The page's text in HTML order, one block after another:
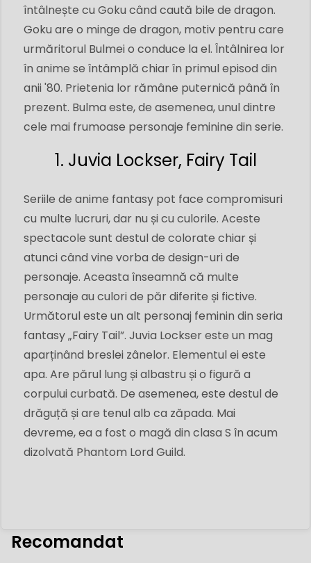
întâlnește cu Goku când caută bile de dragon.
Goku are o minge de dragon, motiv pentru care
urmăritorul Bulmei o conduce la el. Întâlnirea lor
în anime se întâmplă chiar în primul episod din
anii '80. Prietenia lor rămâne puternică până în
prezent. Bulma este, de asemenea, unul dintre
cele mai frumoase personaje feminine din serie.
1. Juvia Lockser, Fairy Tail
Seriile de anime fantasy pot face compromisuri
cu multe lucruri, dar nu și cu culorile. Aceste
spectacole sunt destul de colorate chiar și
atunci când vine vorba de design-uri de
personaje. Aceasta înseamnă că multe
personaje au culori de păr diferite și fictive.
Următorul este un alt personaj feminin din seria
fantasy „Fairy Tail”. Juvia Lockser este un mag
aparținând breslei zânelor. Elementul ei este
apa. Are părul lung și albastru și o figură a
corpului curbată. De asemenea, este destul de
drăguță și are tenul alb ca zăpada. Mai
devreme, ea a fost o magă din clasa S în acum
dizolvată Phantom Lord Guild.
Recomandat